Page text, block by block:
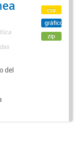
del
csv
gráfico
zip